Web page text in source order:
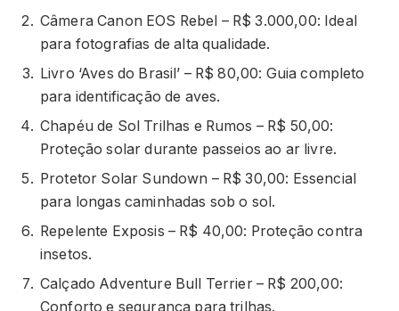
Câmera Canon EOS Rebel – R$ 3.000,00: Ideal
para fotografias de alta qualidade.
Livro ‘Aves do Brasil’ – R$ 80,00: Guia completo
para identificação de aves.
Chapéu de Sol Trilhas e Rumos – R$ 50,00:
Proteção solar durante passeios ao ar livre.
Protetor Solar Sundown – R$ 30,00: Essencial
para longas caminhadas sob o sol.
Repelente Exposis – R$ 40,00: Proteção contra
insetos.
Calçado Adventure Bull Terrier – R$ 200,00:
Conforto e segurança para trilhas.